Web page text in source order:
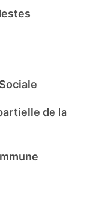
de la